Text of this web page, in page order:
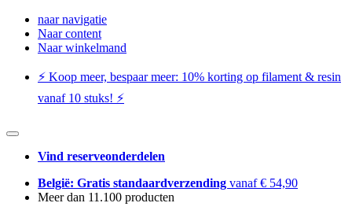
naar navigatie
Naar content
Naar winkelmand
⚡️ Koop meer, bespaar meer: ​​10% korting op filament & resin
vanaf 10 stuks! ⚡️
Vind reserveonderdelen
België: Gratis standaardverzending vanaf € 54,90
Meer dan 11.100 producten